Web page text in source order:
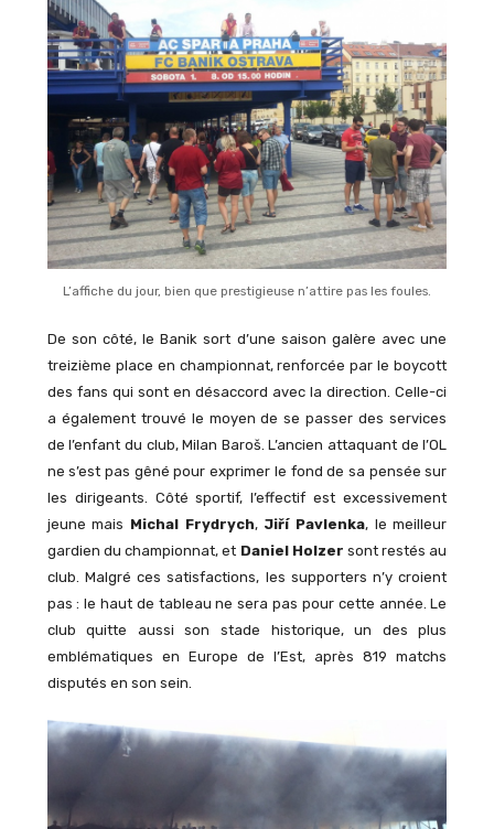
L’affiche du jour, bien que prestigieuse n’attire pas les foules.
De son côté, le Banik sort d’une saison galère avec une
treizième place en championnat, renforcée par le boycott
des fans qui sont en désaccord avec la direction. Celle-ci
a également trouvé le moyen de se passer des services
de l’enfant du club, Milan Baroš. L’ancien attaquant de l’OL
ne s’est pas gêné pour exprimer le fond de sa pensée sur
les dirigeants. Côté sportif, l’effectif est excessivement
jeune mais Michal Frydrych, Jiří Pavlenka, le meilleur
gardien du championnat, et Daniel Holzer sont restés au
club. Malgré ces satisfactions, les supporters n’y croient
pas : le haut de tableau ne sera pas pour cette année. Le
club quitte aussi son stade historique, un des plus
emblématiques en Europe de l’Est, après 819 matchs
disputés en son sein.